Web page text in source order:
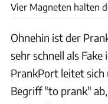
Vier Magneten halten
Ohnehin ist der
sehr schnell als
PrankPort leitet sich
Begriff "to prank"